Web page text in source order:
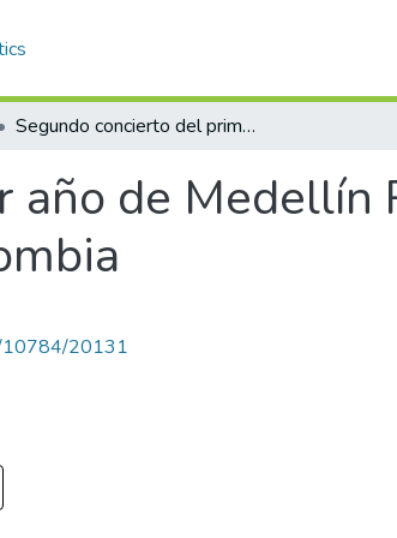
Segundo concierto del primer año de Medellín Pro Arte con la Orquesta Sinfónica de Colombia
de Medellín
10784/20131